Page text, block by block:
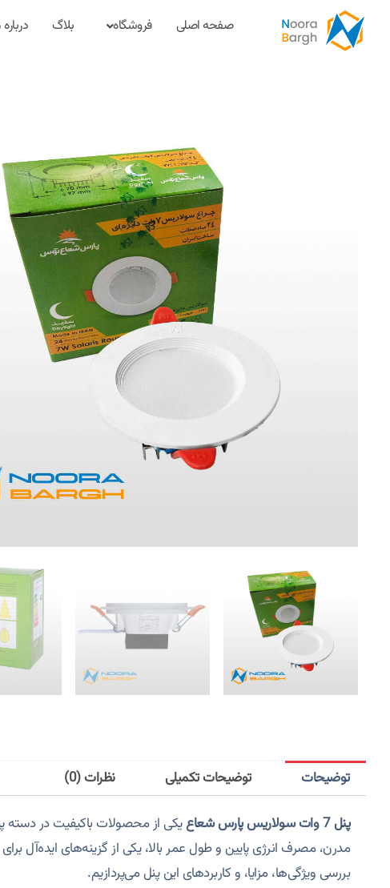
صفحه اصلی فروشگاه بلاگ
توضیحات توضیحات تکمیلی نظرات (0)
پنل 7 وات سولاریس پارس شعاع
یکی از محصولات باکیفیت در
مدرن، مصرف انرژی پایین و طول عمر بالا، یکی از گزینه‌های
بررسی ویژگی‌ها، مزایا، و کاربردهای این پنل می‌پردازیم.